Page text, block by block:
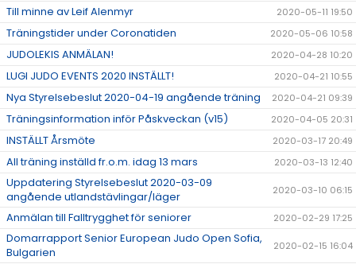
Till minne av Leif Alenmyr 2020-05-11 19:50
Träningstider under Coronatiden 2020-05-06 10:58
JUDOLEKIS ANMÄLAN! 2020-04-28 10:20
LUGI JUDO EVENTS 2020 INSTÄLLT! 2020-04-21 10:55
Nya Styrelsebeslut 2020-04-19 angående träning 2020-04-21 09:39
Träningsinformation inför Påskveckan (v15) 2020-04-05 20:31
INSTÄLLT Årsmöte 2020-03-17 20:49
All träning inställd fr.o.m. idag 13 mars 2020-03-13 12:40
Uppdatering Styrelsebeslut 2020-03-09
angående utlandstävlingar/läger
2020-03-10 06:15
Anmälan till Falltrygghet för seniorer 2020-02-29 17:25
Domarrapport Senior European Judo Open Sofia,
Bulgarien
2020-02-15 16:04